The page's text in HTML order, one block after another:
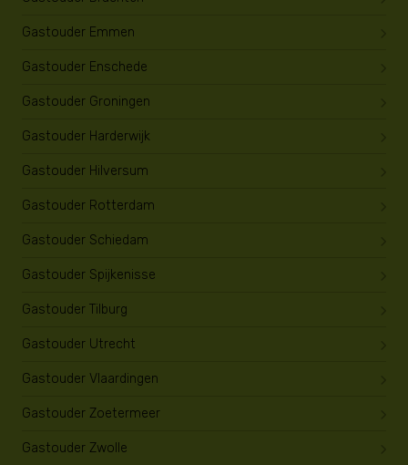
Gastouder Emmen
Gastouder Enschede
Gastouder Groningen
Gastouder Harderwijk
Gastouder Hilversum
Gastouder Rotterdam
Gastouder Schiedam
Gastouder Spijkenisse
Gastouder Tilburg
Gastouder Utrecht
Gastouder Vlaardingen
Gastouder Zoetermeer
Gastouder Zwolle